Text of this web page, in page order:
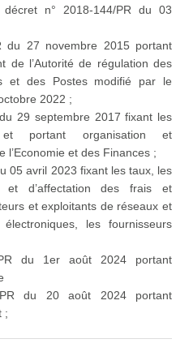
n° 2018-144/PR du 03
du 27 novembre 2015 portant
de l’Autorité de régulation des
et des Postes modifié par le
2022 ;
29 septembre 2017 fixant les
portant organisation et
l’Economie et des Finances ;
05 avril 2023 fixant les taux, les
et d’affectation des frais et
et exploitants de réseaux et
les fournisseurs
du 1er août 2024 portant
du 20 août 2024 portant
;